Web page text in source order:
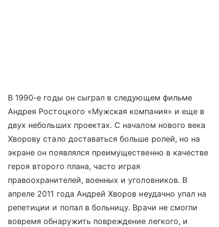
В 1990-е годы он сыграл в следующем фильме
Андрея Ростоцкого «Мужская компания» и еще в
двух небольших проектах. С началом нового века
Хворову стало доставаться больше ролей, но на
экране он появлялся преимущественно в качестве
героя второго плана, часто играя
правоохранителей, военных и уголовников. В
апреле 2011 года Андрей Хворов неудачно упал на
репетиции и попал в больницу. Врачи не смогли
вовремя обнаружить повреждение легкого, и